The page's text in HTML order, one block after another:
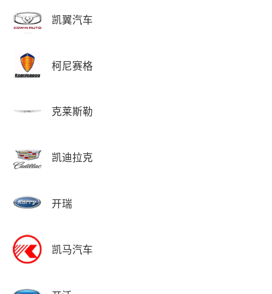
凯翼汽车
柯尼赛格
克莱斯勒
凯迪拉克
开瑞
凯马汽车